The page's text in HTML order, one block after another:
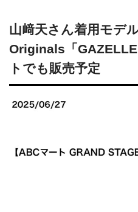
山﨑天さん着用モデ
Originals「
トでも販売予定